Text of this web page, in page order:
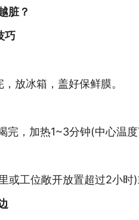
脏？
巧
冰箱，盖好保鲜膜。
，加热1~3分钟(中心温
工位敞开放置超过2小时)